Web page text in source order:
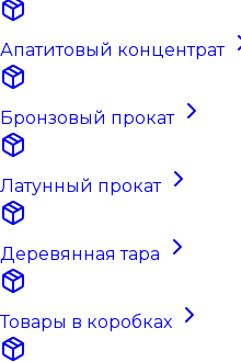
Апатитовый концентрат
Бронзовый прокат
Латунный прокат
Деревянная тара
Товары в коробках